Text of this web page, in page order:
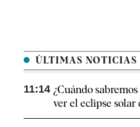
ÚLTIMAS NOTICIAS
11:14 ¿Cuándo
ver el eclipse solar